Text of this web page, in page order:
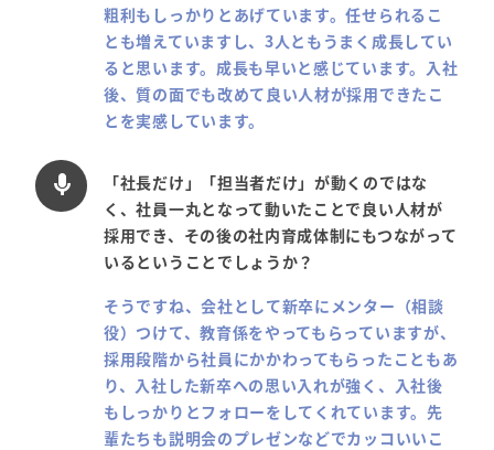
粗利もしっかりとあげています。任せられるこ
とも増えていますし、3人ともうまく成長してい
ると思います。成長も早いと感じています。入社
後、質の面でも改めて良い人材が採用できたこ
とを実感しています。
mic
「社長だけ」「担当者だけ」が動くのではな
く、社員一丸となって動いたことで良い人材が
採用でき、その後の社内育成体制にもつながって
いるということでしょうか？
そうですね、会社として新卒にメンター（相談
役）つけて、教育係をやってもらっていますが、
採用段階から社員にかかわってもらったこともあ
り、入社した新卒への思い入れが強く、入社後
もしっかりとフォローをしてくれています。先
輩たちも説明会のプレゼンなどでカッコいいこ